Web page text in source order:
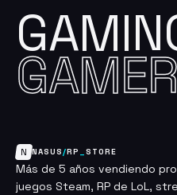
N NASUS/RP STORE
Más de 5 años vendiendo
juegos Steam, RP de LoL,